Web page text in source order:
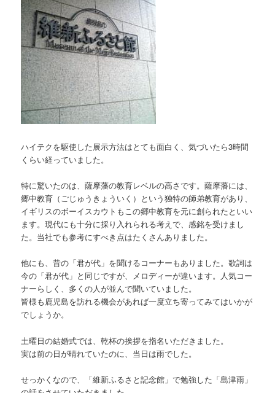
ハイテクを駆使した展示方法はとても面白く、気づいたら3時間
くらい経っていました。
特に驚いたのは、薩摩藩の教育レベルの高さです。薩摩藩には、
郷中教育（ごじゅうきょういく）という独特の師弟教育があり、
イギリスのボーイスカウトもこの郷中教育を元に創られたといい
ます。現代にも十分に採り入れられる考えで、感銘を受けまし
た。当社でも参考にすべき点はたくさんありました。
他にも、昔の「君が代」を聞けるコーナーもありました。歌詞は
今の「君が代」と同じですが、メロディーが違います。人気コー
ナーらしく、多くの人が並んで聞いていました。
皆様も鹿児島を訪れる機会があれば一度立ち寄ってみてはいかが
でしょうか。
土曜日の結婚式では、乾杯の挨拶を指名いただきました。
実は前の日が晴れていたのに、当日は雨でした。
せっかくなので、「維新ふるさと記念館」で勉強した「島津雨」